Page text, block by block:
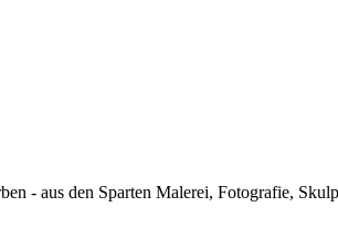
- aus den Sparten Malerei, Fotografie,